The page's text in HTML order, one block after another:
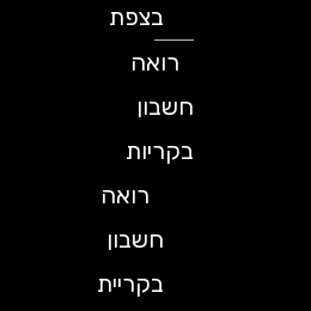
בצפת
רואה
חשבון
בקריות
רואה
חשבון
בקריית